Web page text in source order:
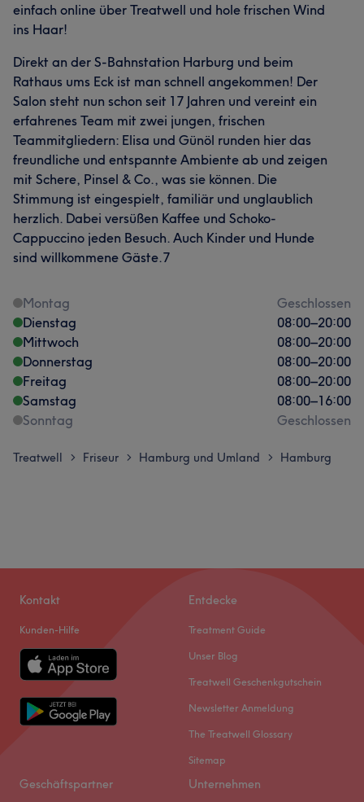
einfach online über Treatwell und hole frischen Wind
ins Haar!
Direkt an der S-Bahnstation Harburg und beim
Rathaus ums Eck ist man schnell angekommen! Der
Salon steht nun schon seit 17 Jahren und vereint ein
erfahrenes Team mit zwei jungen, frischen
Teammitgliedern: Elisa und Günöl runden hier das
freundliche und entspannte Ambiente ab und zeigen
mit Schere, Pinsel & Co., was sie können. Die
Stimmung ist eingespielt, familiär und unglaublich
herzlich. Dabei versüßen Kaffee und Schoko-
Cappuccino jeden Besuch. Auch Kinder und Hunde
sind willkommene Gäste.7
Montag
Geschlossen
Dienstag
08:00–20:00
Mittwoch
08:00–20:00
Donnerstag
08:00–20:00
Freitag
08:00–20:00
Samstag
08:00–16:00
Sonntag
Geschlossen
Treatwell > Friseur > Hamburg und Umland > Hamburg
Kontakt
Kunden-Hilfe
Entdecke
Treatment Guide
Unser Blog
Treatwell Geschenkgutschein
Newsletter Anmeldung
The Treatwell Glossary
Sitemap
Geschäftspartner Unternehmen